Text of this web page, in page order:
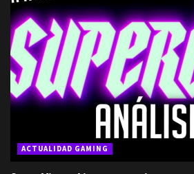
ACTUALIDAD GAMING